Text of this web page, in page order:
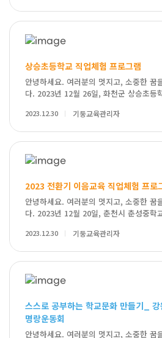
상승초등학교 직업체험 프로그램
안녕하세요. 여러분의 멋지고, 소중한 꿈
다. 2023년 12월 26일, 화천군 상승초등
2023.12.30 기둥교육관리자
2023 전환기 이음교육 직업체험 프로
안녕하세요. 여러분의 멋지고, 소중한 꿈
다. 2023년 12월 20일, 춘천시 춘성중학
2023.12.30 기둥교육관리자
스스로 공부하는 학교문화 만들기_
명랑운동회
안녕하세요. 여러분의 멋지고, 소중한 꿈